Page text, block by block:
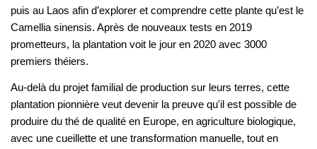
puis au Laos afin d’explorer et comprendre cette plante qu’est le
Camellia sinensis. Après de nouveaux tests en 2019
prometteurs, la plantation voit le jour en 2020 avec 3000
premiers théiers.
Au-delà du projet familial de production sur leurs terres, cette
plantation pionnière veut devenir la preuve qu'il est possible de
produire du thé de qualité en Europe, en agriculture biologique,
avec une cueillette et une transformation manuelle, tout en